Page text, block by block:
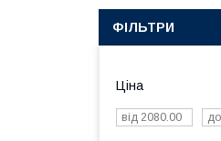
ФІЛЬТРИ
Ціна